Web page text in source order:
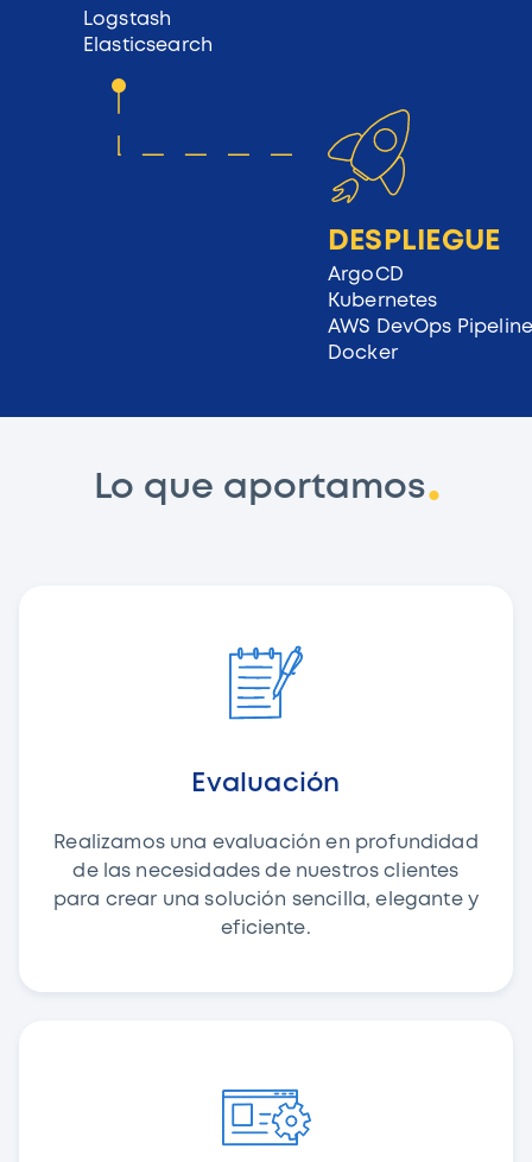
Logstash
Elasticsearch
DESPLIEGUE
ArgoCD
Kubernetes
AWS DevOps
Docker
Lo que aportamos
Evaluación
Realizamos una evaluación en profundidad
de las necesidades de nuestros clientes
para crear una solución sencilla, elegante y
eficiente.